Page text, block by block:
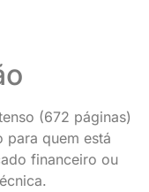
(672 páginas)
para quem está
financeiro ou